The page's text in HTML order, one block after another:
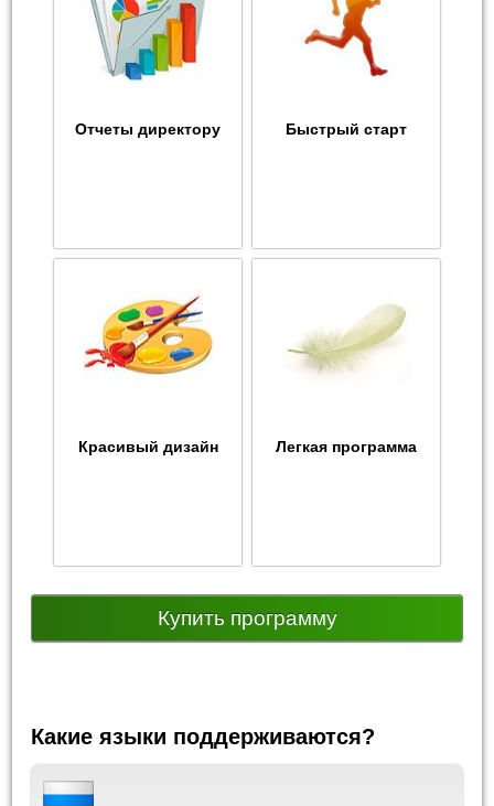
Отчеты директору Быстрый старт
Красивый дизайн Легкая программа
Купить программу
Какие языки поддерживаются?